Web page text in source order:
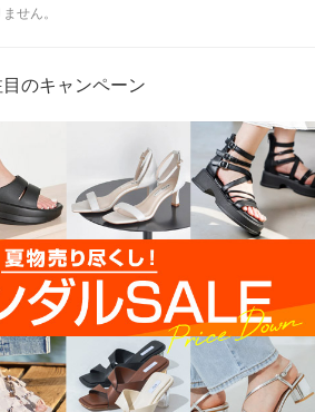
せん。
のキャンペーン